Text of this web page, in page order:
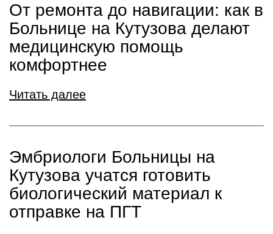
От ремонта до навигации: как в
Больнице на Кутузова делают
медицинскую помощь
комфортнее
Читать далее
Эмбриологи Больницы на
Кутузова учатся готовить
биологический материал к
отправке на ПГТ